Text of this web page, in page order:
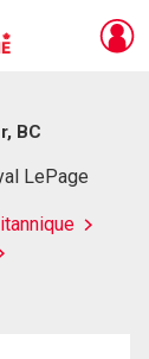
BC
LePage